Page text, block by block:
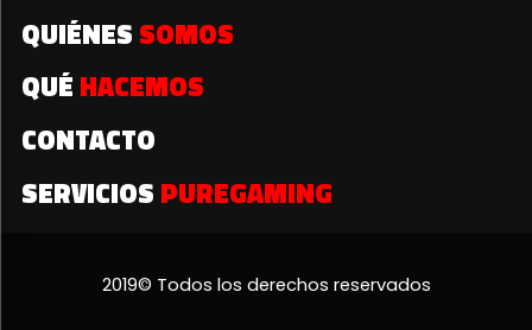
QUIÉNES SOMOS
QUÉ HACEMOS
CONTACTO
SERVICIOS PUREGAMING
2019© Todos los derechos reservados